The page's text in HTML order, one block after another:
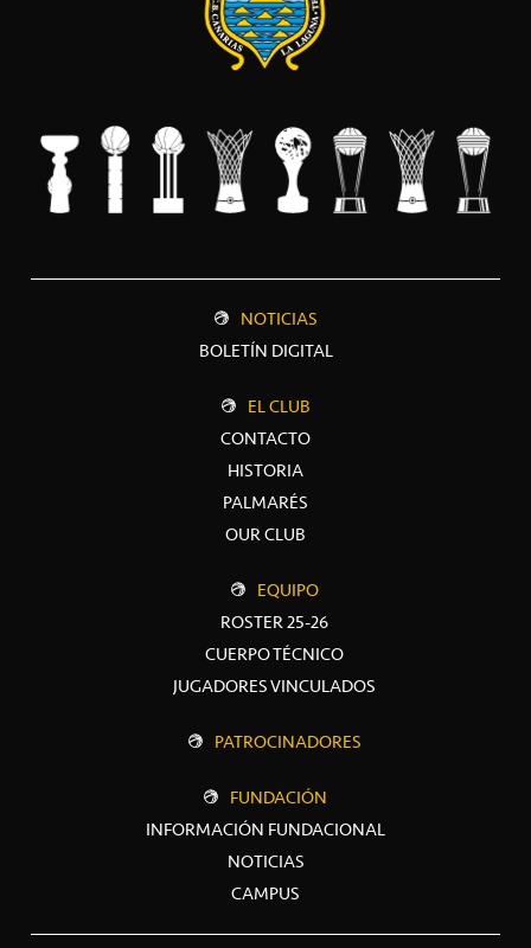
NOTICIAS
BOLETÍN DIGITAL
EL CLUB
CONTACTO
HISTORIA
PALMARÉS
OUR CLUB
EQUIPO
ROSTER 25-26
CUERPO TÉCNICO
JUGADORES VINCULADOS
PATROCINADORES
FUNDACIÓN
INFORMACIÓN FUNDACIONAL
NOTICIAS
CAMPUS